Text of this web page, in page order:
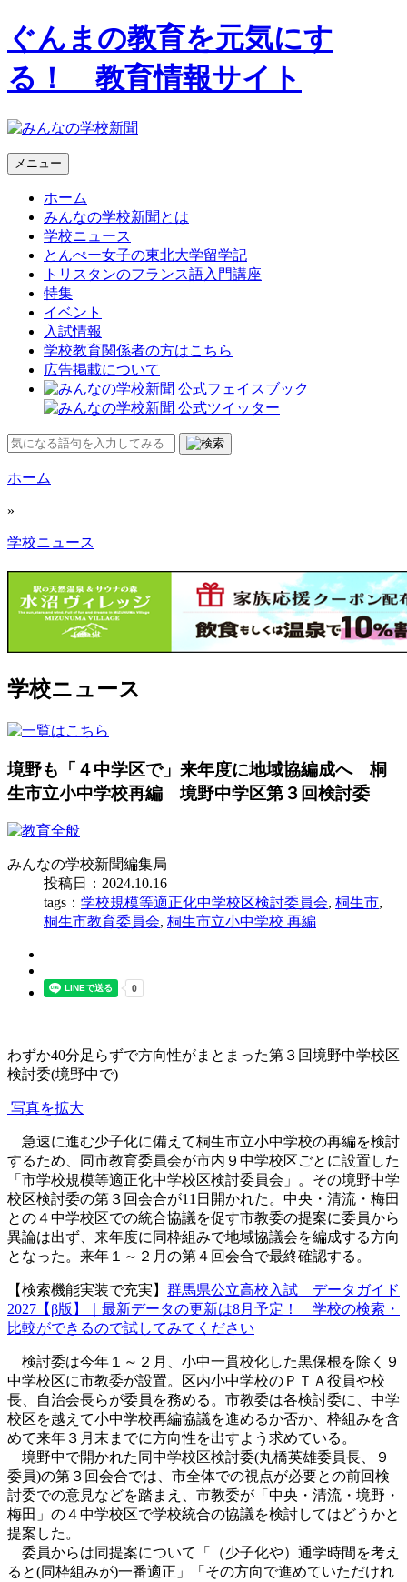
ぐんまの教育を元気にす
る！ 教育情報サイト
メニュー
ホーム
みんなの学校新聞とは
学校ニュース
とんぺー女子の東北大学留学記
トリスタンのフランス語入門講座
特集
イベント
入試情報
学校教育関係者の方はこちら
広告掲載について
ホーム
»
学校ニュース
学校ニュース
境野も「４中学区で」来年度に地域協編成へ 桐
生市立小中学校再編 境野中学区第３回検討委
みんなの学校新聞編集局
投稿日：2024.10.16
tags： 学校規模等適正化中学校区検討委員会, 桐生市,
桐生市教育委員会, 桐生市立小中学校 再編
わずか40分足らずで方向性がまとまった第３回境野中学校区
検討委(境野中で)
写真を拡大
急速に進む少子化に備えて桐生市立小中学校の再編を検討
するため、同市教育委員会が市内９中学校区ごとに設置した
「市学校規模等適正化中学校区検討委員会」。その境野中学
校区検討委の第３回会合が11日開かれた。中央・清流・梅田
との４中学校区での統合協議を促す市教委の提案に委員から
異論は出ず、来年度に同枠組みで地域協議会を編成する方向
となった。来年１～２月の第４回会合で最終確認する。
【検索機能実装で充実】 群馬県公立高校入試 データガイド
2027【β版】｜最新データの更新は8月予定！ 学校の検索・
比較ができるので試してみてください
検討委は今年１～２月、小中一貫校化した黒保根を除く９
中学校区に市教委が設置。区内小中学校のＰＴＡ役員や校
長、自治会長らが委員を務める。市教委は各検討委に、中学
校区を越えて小中学校再編協議を進めるか否か、枠組みを含
めて来年３月末までに方向性を出すよう求めている。
境野中で開かれた同中学校区検討委(丸橋英雄委員長、９
委員)の第３回会合では、市全体での視点が必要との前回検
討委での意見などを踏まえ、市教委が「中央・清流・境野・
梅田」の４中学校区で学校統合の協議を検討してはどうかと
提案した。
委員からは同提案について「（少子化や）通学時間を考え
ると(同枠組みが)一番適正」「その方向で進めていただけれ